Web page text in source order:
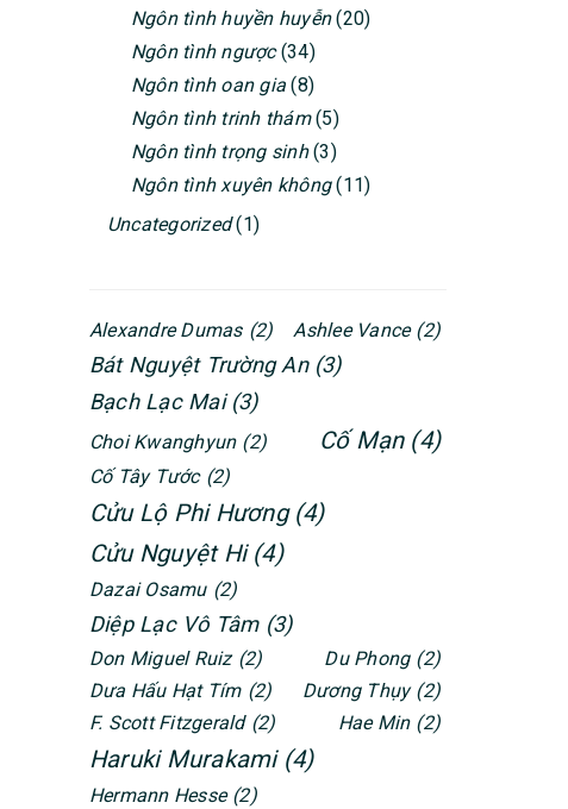
Ngôn tình huyền huyễn(20)
Ngôn tình ngược(34)
Ngôn tình oan gia (8)
Ngôn tình trinh thám(5)
Ngôn tình trọng sinh(3)
Ngôn tình xuyên không(11)
Uncategorized(1)
Alexandre Dumas (2) Ashlee Vance (2)
Bát Nguyệt Trường An (3)
Bạch Lạc Mai (3)
Choi Kwanghyun (2) Cố Mạn (4)
Cố Tây Tước (2)
Cửu Lộ Phi Hương (4)
Cửu Nguyệt Hi (4)
Dazai Osamu (2)
Diệp Lạc Vô Tâm (3)
Don Miguel Ruiz (2) Du Phong (2)
Dưa Hấu Hạt Tím (2) Dương Thụy (2)
F. Scott Fitzgerald (2) Hae Min (2)
Haruki Murakami (4)
Hermann Hesse (2)